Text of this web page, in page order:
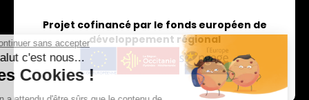
Continuer sans accepter
Salut c'est nous...
les Cookies !
Projet cofinancé par le fonds européen de
développement régional